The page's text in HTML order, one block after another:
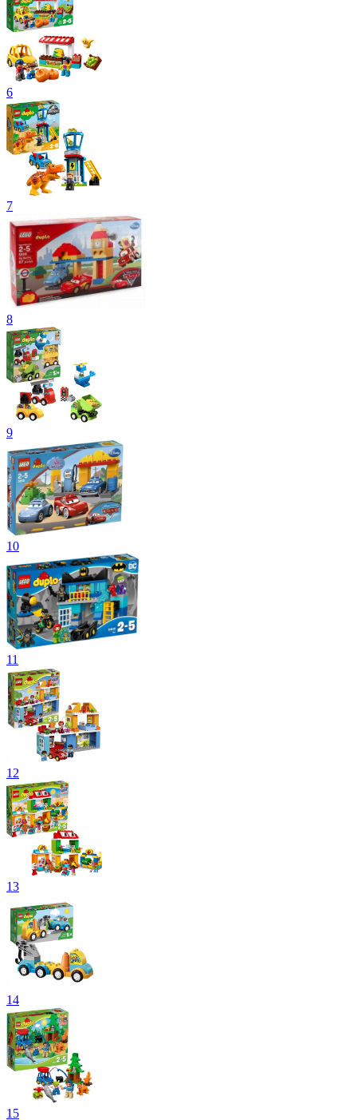
6
7
8
9
10
11
12
13
14
15